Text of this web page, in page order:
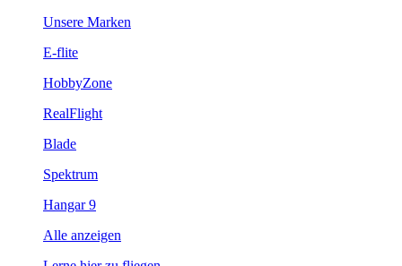
Unsere Marken
E-flite
HobbyZone
RealFlight
Blade
Spektrum
Hangar 9
Alle anzeigen